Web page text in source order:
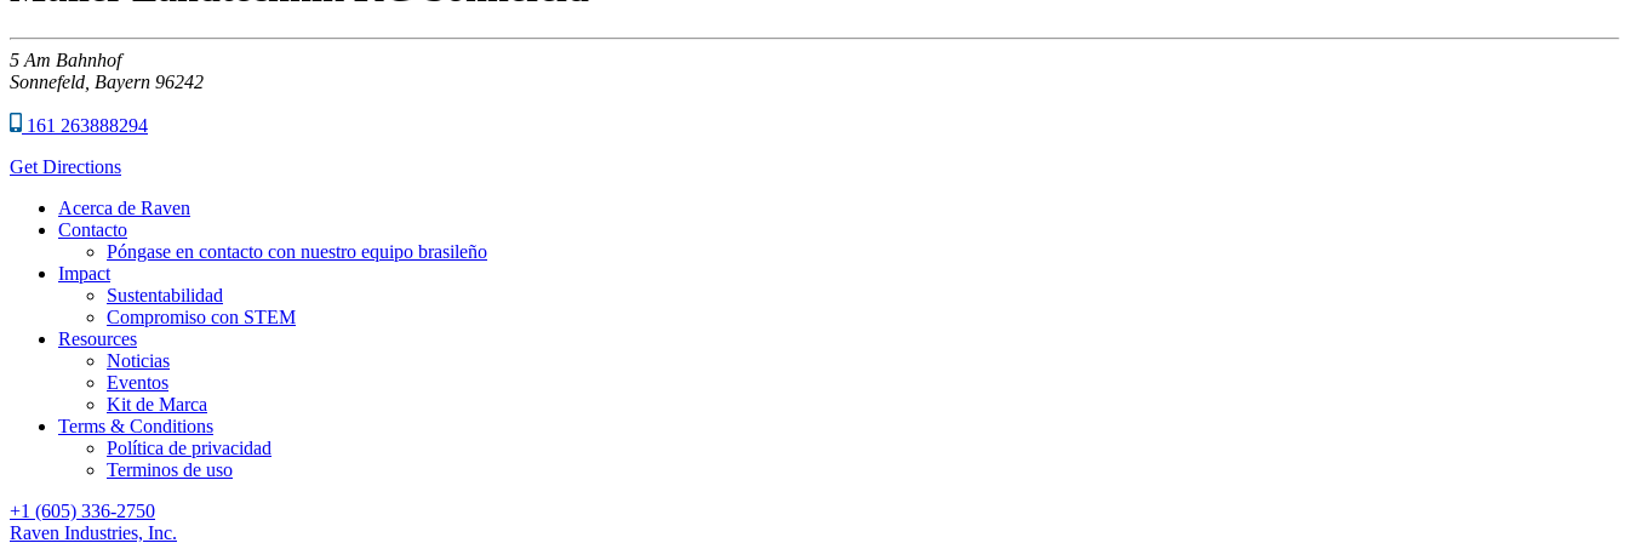
5 Am Bahnhof
Sonnefeld, Bayern 96242
161 263888294
Get Directions
Acerca de Raven
Contacto
Póngase en contacto con nuestro equipo brasileño
Impact
Sustentabilidad
Compromiso con STEM
Resources
Noticias
Eventos
Kit de Marca
Terms & Conditions
Política de privacidad
Terminos de uso
+1 (605) 336-2750
Raven Industries, Inc.